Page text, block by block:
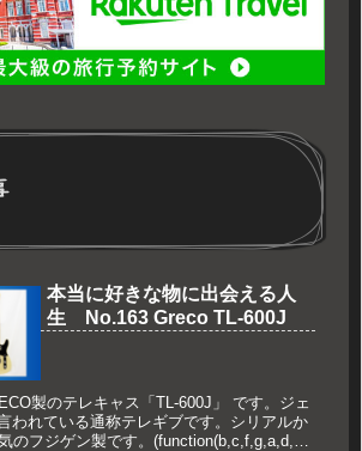
本当に好きな物に出会える人
生 No.163 Greco TL-600J
製のテレキャス「TL-600J」 です。ジェ
われている通称テレギブです。シリアルか
のフジゲン製です。(function(b,c,f,g,a,d,e)